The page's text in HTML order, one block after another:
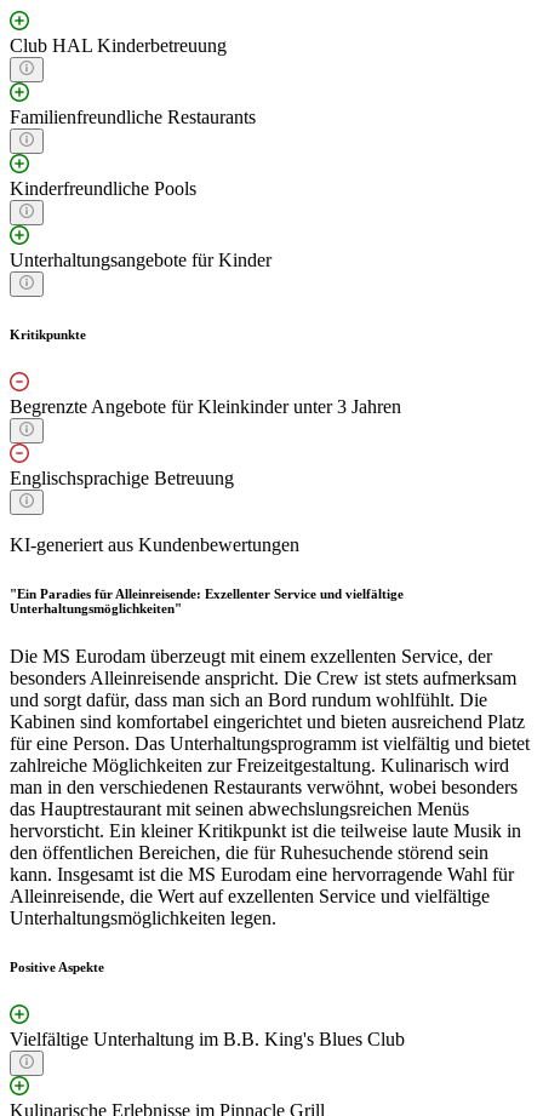
Club HAL Kinderbetreuung
Familienfreundliche Restaurants
Kinderfreundliche Pools
Unterhaltungsangebote für Kinder
Kritikpunkte
Begrenzte Angebote für Kleinkinder unter 3 Jahren
Englischsprachige Betreuung
KI-generiert aus Kundenbewertungen
"Ein Paradies für Alleinreisende: Exzellenter Service und vielfältige
Unterhaltungsmöglichkeiten"
Die MS Eurodam überzeugt mit einem exzellenten Service, der
besonders Alleinreisende anspricht. Die Crew ist stets aufmerksam
und sorgt dafür, dass man sich an Bord rundum wohlfühlt. Die
Kabinen sind komfortabel eingerichtet und bieten ausreichend Platz
für eine Person. Das Unterhaltungsprogramm ist vielfältig und bietet
zahlreiche Möglichkeiten zur Freizeitgestaltung. Kulinarisch wird
man in den verschiedenen Restaurants verwöhnt, wobei besonders
das Hauptrestaurant mit seinen abwechslungsreichen Menüs
hervorsticht. Ein kleiner Kritikpunkt ist die teilweise laute Musik in
den öffentlichen Bereichen, die für Ruhesuchende störend sein
kann. Insgesamt ist die MS Eurodam eine hervorragende Wahl für
Alleinreisende, die Wert auf exzellenten Service und vielfältige
Unterhaltungsmöglichkeiten legen.
Positive Aspekte
Vielfältige Unterhaltung im B.B. King's Blues Club
Kulinarische Erlebnisse im Pinnacle Grill